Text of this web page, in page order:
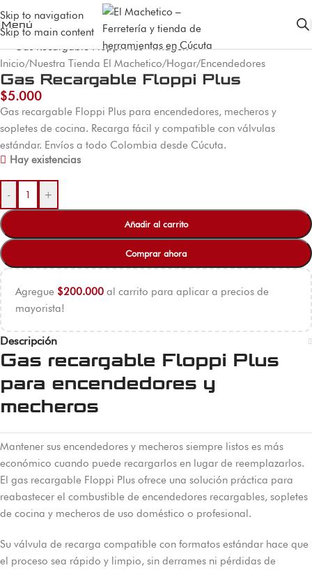
Skip to navigation
Skip to main content
Menú
Inicio/Nuestra Tienda El Machetico/Hogar/Encendedores
Gas Recargable Floppi Plus
$5.000
Gas recargable Floppi Plus para encendedores, mecheros y
sopletes de cocina. Recarga fácil y compatible con válvulas
estándar. Envíos a todo Colombia desde Cúcuta.
Hay existencias
- +
Añadir al carrito
Comprar ahora
Agregue $200.000 al carrito para aplicar a precios de
mayorista!
Descripción
Gas recargable Floppi Plus
para encendedores y
mecheros
Mantener sus encendedores y mecheros siempre listos es más
económico cuando puede recargarlos en lugar de reemplazarlos.
El gas recargable Floppi Plus ofrece una solución práctica para
reabastecer el combustible de encendedores recargables, sopletes
de cocina y mecheros de uso doméstico o profesional.
Su válvula de recarga compatible con formatos estándar hace que
el proceso sea rápido y limpio, sin derrames ni pérdidas de